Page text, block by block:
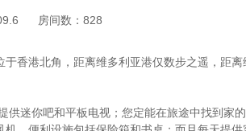
房间数：828
于香港北角，距离维多利亚港仅数步之遥，距
供迷你吧和平板电视；您定能在旅途中找到家